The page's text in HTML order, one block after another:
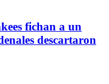
fichan a un
descartaron